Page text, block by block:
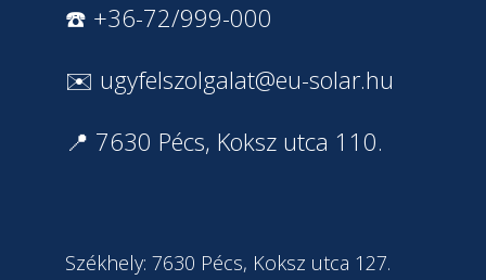
☎️ +36-72/999-000
✉️ ugyfelszolgalat@eu-solar.hu
📍 7630 Pécs, Koksz utca 110.
Székhely: 7630 Pécs, Koksz utca 127.